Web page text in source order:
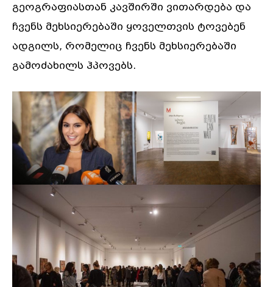
გეოგრაფიასთან კავშირში ვითარდება და
ჩვენს მეხსიერებაში ყოველთვის ტოვებენ
ადგილს, რომელიც ჩვენს მეხსიერებაში
გამოძახილს ჰპოვებს.